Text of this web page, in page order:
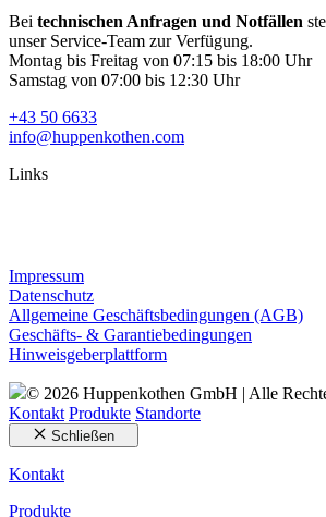
Bei technischen Anfragen und Notfällen
unser Service-Team zur Verfügung.
Montag bis Freitag von 07:15 bis 18:00 Uhr
Samstag von 07:00 bis 12:30 Uhr
+43 50 6633
info@huppenkothen.com
Links
Impressum
Datenschutz
Allgemeine Geschäftsbedingungen (AGB)
Geschäfts- & Garantiebedingungen
Hinweisgeberplattform
© 2026 Huppenkothen GmbH | Alle
Kontakt Produkte Standorte
Schließen
Kontakt
Produkte